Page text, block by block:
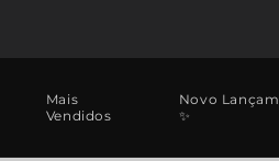
Mais
Vendidos
Novo
✨